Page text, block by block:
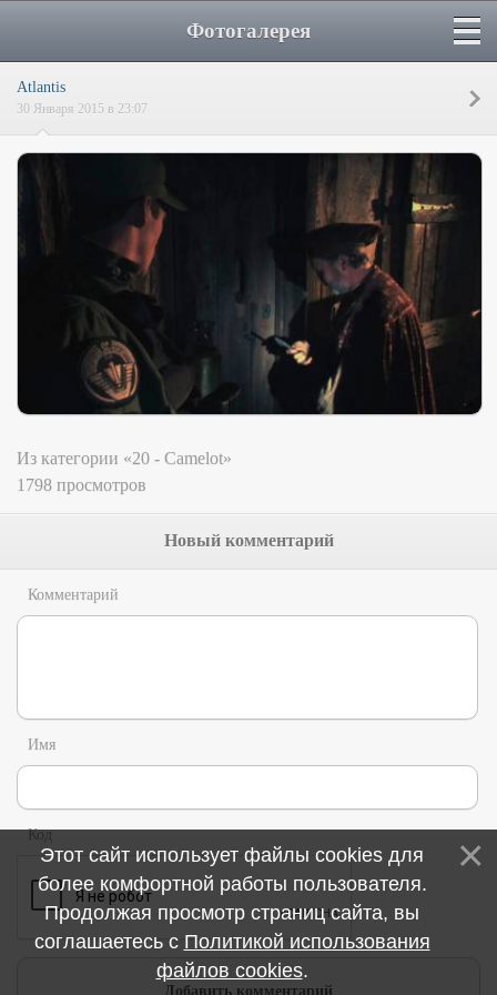
Фотогалерея
Atlantis
30 Января 2015 в 23:07
Из категории «20 - Camelot»
1798 просмотров
Новый комментарий
Комментарий
Имя
Код
Этот сайт использует файлы cookies для
более комфортной работы пользователя.
Продолжая просмотр страниц сайта, вы
соглашаетесь с Политикой использования
файлов cookies.